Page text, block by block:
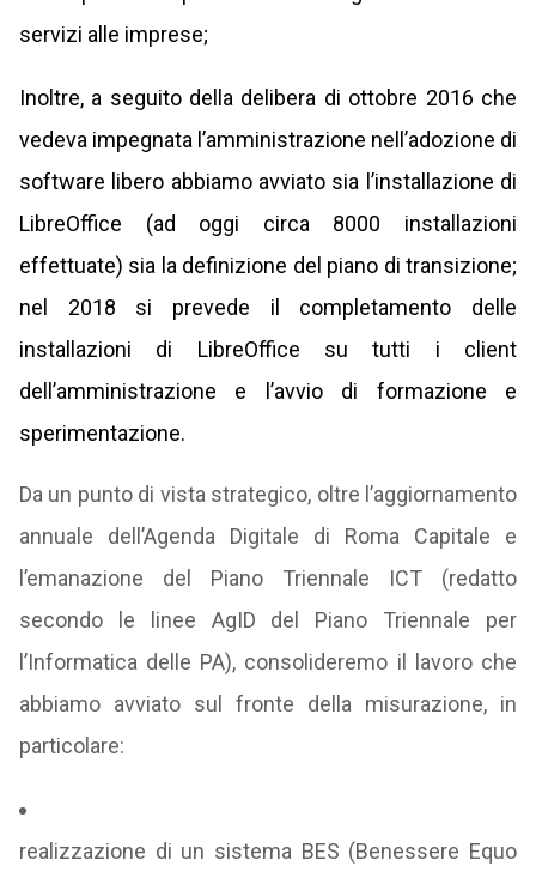
servizi alle imprese;
Inoltre, a seguito della delibera di ottobre 2016 che
vedeva impegnata l’amministrazione nell’adozione di
software libero abbiamo avviato sia l’installazione di
LibreOffice (ad oggi circa 8000 installazioni
effettuate) sia la definizione del piano di transizione;
nel 2018 si prevede il completamento delle
installazioni di LibreOffice su tutti i client
dell’amministrazione e l’avvio di formazione e
sperimentazione.
Da un punto di vista strategico, oltre l’aggiornamento
annuale dell’Agenda Digitale di Roma Capitale e
l’emanazione del Piano Triennale ICT (redatto
secondo le linee AgID del Piano Triennale per
l’Informatica delle PA), consolideremo il lavoro che
abbiamo avviato sul fronte della misurazione, in
particolare:
realizzazione di un sistema BES (Benessere Equo